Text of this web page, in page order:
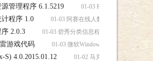
源管理程序 6.1.5219 01-03 ResourceSpace资源
程序 1.0 01-03 阿赛在线人数统计程序 1.0 源
2.0.3 01-03 碧秀分类信息程序 2.0.3 源码，碧
游戏代码 01-03 微软Windows扫雷游戏代码 源
S) 4.0.2015.01.12 01-02 马克斯程序(Max-S)